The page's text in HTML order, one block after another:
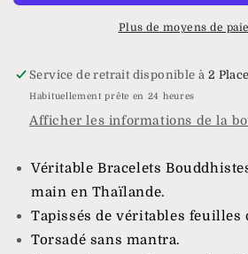
Plus de moyens de
Service de retrait disponible à 2
Habituellement prête en 24 heures
Afficher les informations de la
Véritable Bracelets
main en Thaïlande.
Tapissés de véritables feuilles
Torsadé sans mantra.